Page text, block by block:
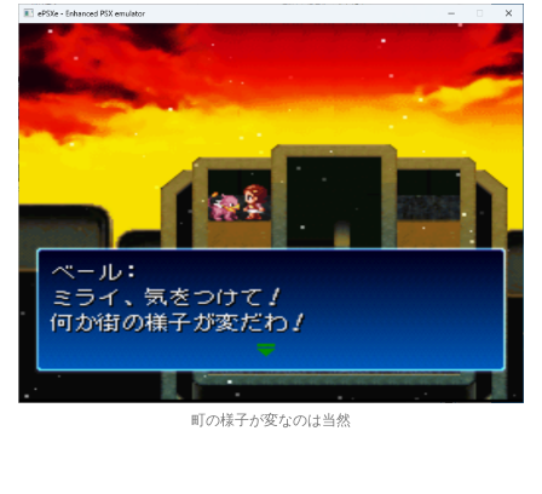
町の様子が変なのは当然